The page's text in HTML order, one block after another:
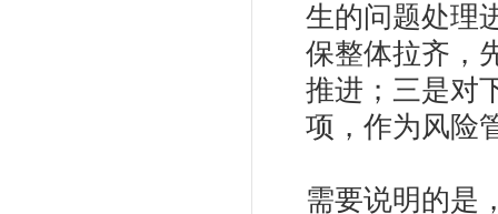
生的问题处理
保整体拉齐，
推进；三是对
项，作为风险
需要说明的是